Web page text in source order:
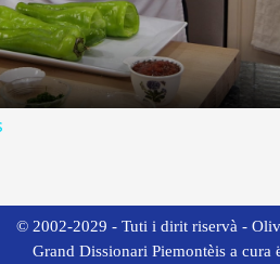
© 2002-2029 - Tuti i dirit riservà -
Grand Dissionari Piemontèis a